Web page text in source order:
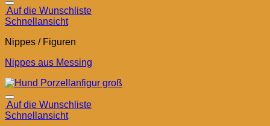
Auf die Wunschliste
Schnellansicht
Nippes / Figuren
Nippes aus Messing
Auf die Wunschliste
Schnellansicht